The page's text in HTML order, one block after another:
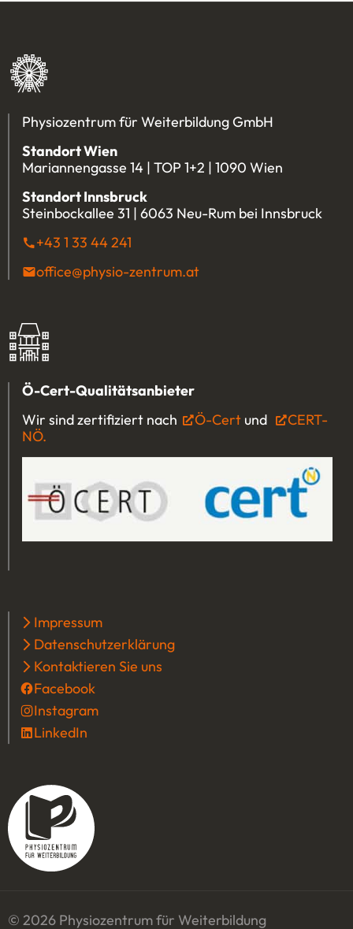
Physiozentrum für Weiterbildung GmbH
Standort Wien
Mariannengasse 14 | TOP 1+2 | 1090 Wien
Standort Innsbruck
Steinbockallee 31 | 6063 Neu-Rum bei Innsbruck
+43 1 33 44 241
office@physio-zentrum.at
Ö-Cert-Qualitätsanbieter
Wir sind zertifiziert nach
Ö-Cert (Öffnet in einem
und
CERT-
NÖ.
Impressum
Datenschutzerklärung
Kontaktieren Sie uns
Facebook
Instagram
LinkedIn
© 2026 Physiozentrum für Weiterbildung